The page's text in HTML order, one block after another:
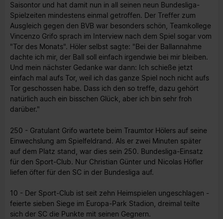
Saisontor und hat damit nun in all seinen neun Bundesliga-
Spielzeiten mindestens einmal getroffen. Der Treffer zum
Ausgleich gegen den BVB war besonders schön, Teamkollege
Vincenzo Grifo sprach im Interview nach dem Spiel sogar vom
"Tor des Monats". Höler selbst sagte: "Bei der Ballannahme
dachte ich mir, der Ball soll einfach irgendwie bei mir bleiben.
Und mein nächster Gedanke war dann: Ich schieße jetzt
einfach mal aufs Tor, weil ich das ganze Spiel noch nicht aufs
Tor geschossen habe. Dass ich den so treffe, dazu gehört
natürlich auch ein bisschen Glück, aber ich bin sehr froh
darüber."
250 - Gratulant Grifo wartete beim Traumtor Hölers auf seine
Einwechslung am Spielfeldrand. Als er zwei Minuten später
auf dem Platz stand, war dies sein 250. Bundesliga-Einsatz
für den Sport-Club. Nur Christian Günter und Nicolas Höfler
liefen öfter für den SC in der Bundesliga auf.
10 - Der Sport-Club ist seit zehn Heimspielen ungeschlagen -
feierte sieben Siege im Europa-Park Stadion, dreimal teilte
sich der SC die Punkte mit seinen Gegnern.